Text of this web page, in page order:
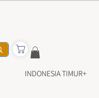
INDONESIA TIMUR+